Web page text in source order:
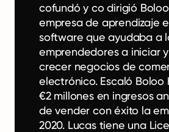
cofundó y co dirigió
empresa de aprendizaje
software que ayudaba a
emprendedores a iniciar
crecer negocios de
electrónico. Escaló Boloo
€2 millones en ingresos
de vender con éxito la
2020. Lucas tiene una